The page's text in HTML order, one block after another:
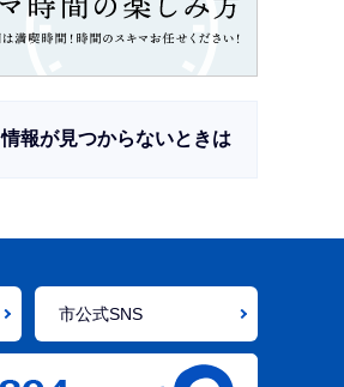
情報が見つからないときは
市公式SNS